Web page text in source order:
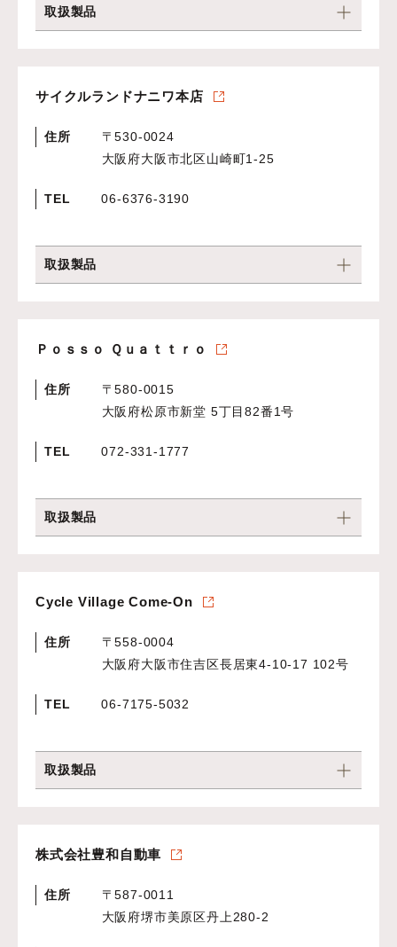
取扱製品
サイクルランドナニワ本店
住所
〒530-0024
大阪府大阪市北区山崎町1-25
TEL 06-6376-3190
取扱製品
Ｐｏｓｓｏ Ｑｕａｔｔｒｏ
住所
〒580-0015
大阪府松原市新堂 5丁目82番1号
TEL 072‐331‐1777
取扱製品
Cycle Village Come-On
住所
〒558-0004
大阪府大阪市住吉区長居東4-10-17 102号
TEL 06-7175-5032
取扱製品
株式会社豊和自動車
住所
〒587-0011
大阪府堺市美原区丹上280‐2